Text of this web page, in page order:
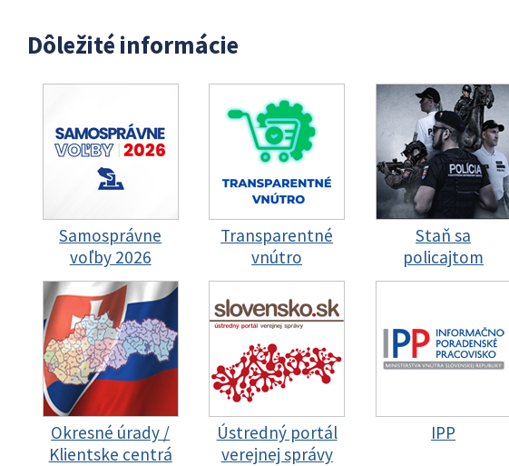
Dôležité informácie
Samosprávne
voľby 2026
Transparentné
vnútro
Staň sa
policajtom
Okresné úrady /
Klientske centrá
Ústredný portál
verejnej správy
IPP